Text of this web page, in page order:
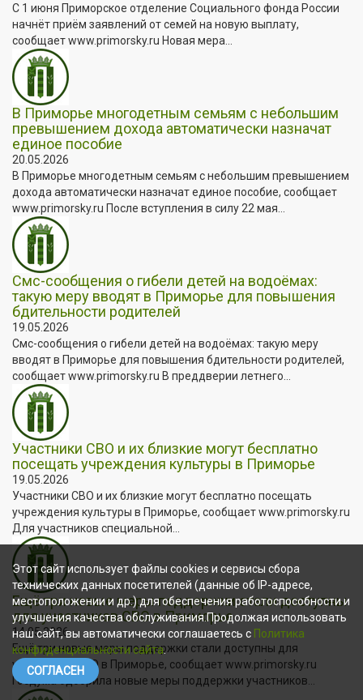
С 1 июня Приморское отделение Социального фонда России
начнёт приём заявлений от семей на новую выплату,
сообщает www.primorsky.ru Новая мера...
В Приморье многодетным семьям с небольшим
превышением дохода автоматически назначат
единое пособие
20.05.2026
В Приморье многодетным семьям с небольшим превышением
дохода автоматически назначат единое пособие, сообщает
www.primorsky.ru После вступления в силу 22 мая...
Смс-сообщения о гибели детей на водоёмах:
такую меру вводят в Приморье для повышения
бдительности родителей
19.05.2026
Смс-сообщения о гибели детей на водоёмах: такую меру
вводят в Приморье для повышения бдительности родителей,
сообщает www.primorsky.ru В преддверии летнего...
Участники СВО и их близкие могут бесплатно
посещать учреждения культуры в Приморье
19.05.2026
Участники СВО и их близкие могут бесплатно посещать
учреждения культуры в Приморье, сообщает www.primorsky.ru
Для участников специальной...
Ещё три новые меры поддержки стали доступны
для участников СВО в Приморье
14.05.2026
Ещё три новые меры поддержки стали доступны для
участников СВО в Приморье, сообщает www.primorsky.ru
Госдума одобрила новые меры поддержки участников...
Этот сайт использует файлы cookies и сервисы сбора
технических данных посетителей (данные об IP-адресе,
местоположении и др.) для обеспечения работоспособности и
улучшения качества обслуживания.Продолжая использовать
наш сайт, вы автоматически соглашаетесь с Политика
конфиденциальности сайта.
СОГЛАСЕН